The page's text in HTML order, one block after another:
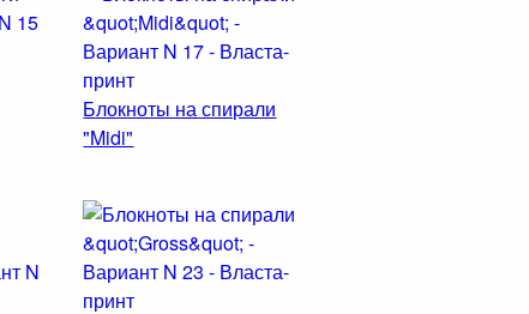
Блокноты на спирали
"Midi"